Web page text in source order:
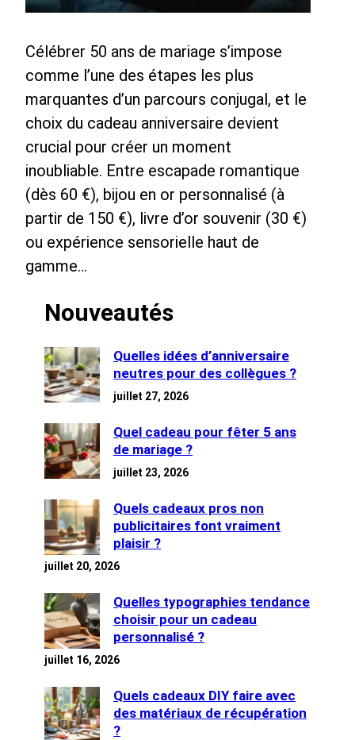
Célébrer 50 ans de mariage s’impose
comme l’une des étapes les plus
marquantes d’un parcours conjugal, et le
choix du cadeau anniversaire devient
crucial pour créer un moment
inoubliable. Entre escapade romantique
(dès 60 €), bijou en or personnalisé (à
partir de 150 €), livre d’or souvenir (30 €)
ou expérience sensorielle haut de
gamme…
Nouveautés
Quelles idées d’anniversaire
neutres pour des collègues ?
juillet 27, 2026
Quel cadeau pour fêter 5 ans
de mariage ?
juillet 23, 2026
Quels cadeaux pros non
publicitaires font vraiment
plaisir ?
juillet 20, 2026
Quelles typographies tendance
choisir pour un cadeau
personnalisé ?
juillet 16, 2026
Quels cadeaux DIY faire avec
des matériaux de récupération
?